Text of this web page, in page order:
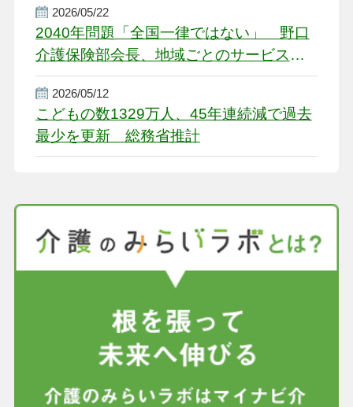
2026/05/22
2040年問題「全国一律ではない」 野口
介護保険部会長、地域ごとのサービス基
盤整備を促す
2026/05/12
こどもの数1329万人、45年連続減で過去
最少を更新 総務省推計